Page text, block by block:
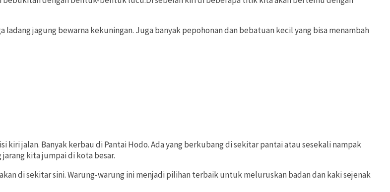
jagung bewarna kekuningan. Juga banyak pepohonan dan bebatuan kecil yang bisa menambah
kiri jalan. Banyak kerbau di Pantai Hodo. Ada yang berkubang di sekitar pantai atau sesekali nampak
kita jumpai di kota besar.
di sekitar sini. Warung-warung ini menjadi pilihan terbaik untuk meluruskan badan dan kaki sejenak